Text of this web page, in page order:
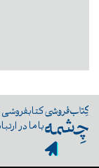
با ما در